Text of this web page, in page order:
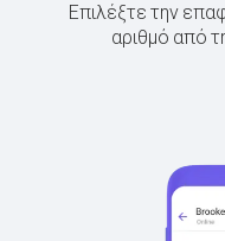
Επιλέξτε την
αριθμό από